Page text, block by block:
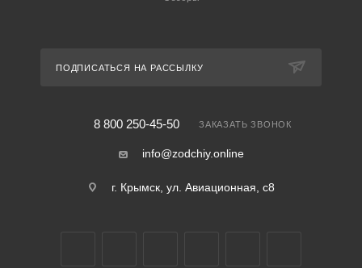
ПОДПИСАТЬСЯ НА РАССЫЛКУ
8 800 250-45-50 ЗАКАЗАТЬ ЗВОНОК
info@zodchiy.online
г. Крымск, ул. Авиационная, с8